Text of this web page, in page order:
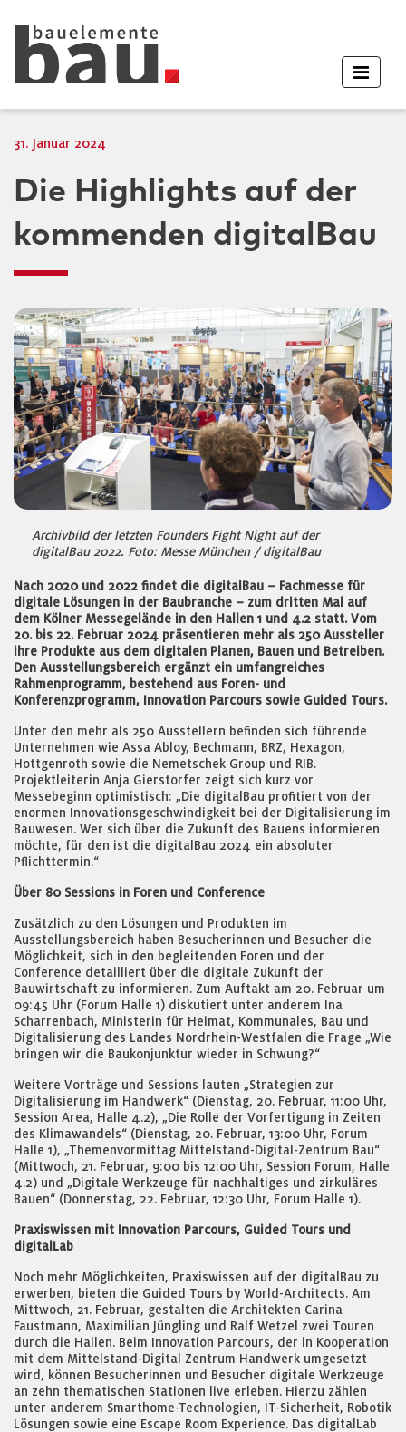
31. Januar 2024
Die Highlights auf der
kommenden digitalBau
Archivbild der letzten Founders Fight Night auf der
digitalBau 2022. Foto: Messe München / digitalBau
Nach 2020 und 2022 findet die digitalBau – Fachmesse für
digitale Lösungen in der Baubranche – zum dritten Mal auf
dem Kölner Messegelände in den Hallen 1 und 4.2 statt. Vom
20. bis 22. Februar 2024 präsentieren mehr als 250 Aussteller
ihre Produkte aus dem digitalen Planen, Bauen und Betreiben.
Den Ausstellungsbereich ergänzt ein umfangreiches
Rahmenprogramm, bestehend aus Foren- und
Konferenzprogramm, Innovation Parcours sowie Guided Tours.
Unter den mehr als 250 Ausstellern befinden sich führende
Unternehmen wie Assa Abloy, Bechmann, BRZ, Hexagon,
Hottgenroth sowie die Nemetschek Group und RIB.
Projektleiterin Anja Gierstorfer zeigt sich kurz vor
Messebeginn optimistisch: „Die digitalBau profitiert von der
enormen Innovationsgeschwindigkeit bei der Digitalisierung im
Bauwesen. Wer sich über die Zukunft des Bauens informieren
möchte, für den ist die digitalBau 2024 ein absoluter
Pflichttermin.“
Über 80 Sessions in Foren und Conference
Zusätzlich zu den Lösungen und Produkten im
Ausstellungsbereich haben Besucherinnen und Besucher die
Möglichkeit, sich in den begleitenden Foren und der
Conference detailliert über die digitale Zukunft der
Bauwirtschaft zu informieren. Zum Auftakt am 20. Februar um
09:45 Uhr (Forum Halle 1) diskutiert unter anderem Ina
Scharrenbach, Ministerin für Heimat, Kommunales, Bau und
Digitalisierung des Landes Nordrhein-Westfalen die Frage „Wie
bringen wir die Baukonjunktur wieder in Schwung?“
Weitere Vorträge und Sessions lauten „Strategien zur
Digitalisierung im Handwerk“ (Dienstag, 20. Februar, 11:00 Uhr,
Session Area, Halle 4.2), „Die Rolle der Vorfertigung in Zeiten
des Klimawandels“ (Dienstag, 20. Februar, 13:00 Uhr, Forum
Halle 1), „Themenvormittag Mittelstand-Digital-Zentrum Bau“
(Mittwoch, 21. Februar, 9:00 bis 12:00 Uhr, Session Forum, Halle
4.2) und „Digitale Werkzeuge für nachhaltiges und zirkuläres
Bauen“ (Donnerstag, 22. Februar, 12:30 Uhr, Forum Halle 1).
Praxiswissen mit Innovation Parcours, Guided Tours und
digitalLab
Noch mehr Möglichkeiten, Praxiswissen auf der digitalBau zu
erwerben, bieten die Guided Tours by World-Architects. Am
Mittwoch, 21. Februar, gestalten die Architekten Carina
Faustmann, Maximilian Jüngling und Ralf Wetzel zwei Touren
durch die Hallen. Beim Innovation Parcours, der in Kooperation
mit dem Mittelstand-Digital Zentrum Handwerk umgesetzt
wird, können Besucherinnen und Besucher digitale Werkzeuge
an zehn thematischen Stationen live erleben. Hierzu zählen
unter anderem Smarthome-Technologien, IT-Sicherheit, Robotik
Lösungen sowie eine Escape Room Experience. Das digitalLab